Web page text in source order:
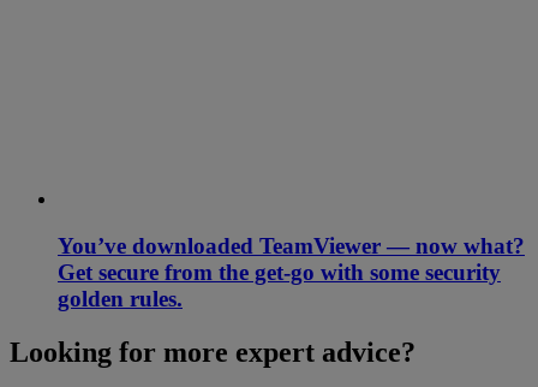
You’ve downloaded TeamViewer — now what?
Get secure from the get-go with some security
golden rules.
Looking for more expert advice?